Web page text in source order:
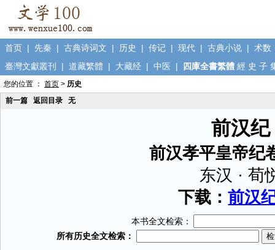
首页 | 先秦 | 古典诗词文 | 历史 | 传记 | 现代 | 古典小说 | 术数
臺灣文獻叢刊
| 道藏繁體 | 大藏经 | 中医 | 四庫全書繁體 經 史 子
您的位置 ： 首页 > 历史
前一篇
返回目录 无
前汉纪
前汉孝平皇帝纪
东汉 · 荀
下载：前汉
本书全文检索：